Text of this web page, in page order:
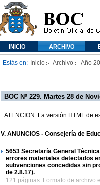
INICIO ARCHIVO
Estás en: Inicio Archivo Año
BOC Nº 229. Martes 28 de
ATENCION. La versión HTML de
V. ANUNCIOS - Consejería de
5653 Secretaría General
errores materiales detectados
subvenciones concedidas sin
de 2.8.17).
121 páginas. Formato de archivo